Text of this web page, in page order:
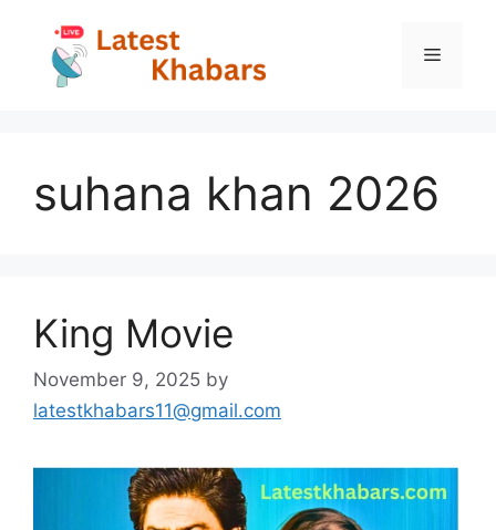
content
Menu
suhana khan 2026
King Movie
November 9, 2025 by
latestkhabars11@gmail.com